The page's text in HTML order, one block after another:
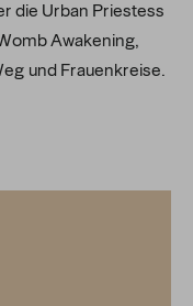
die Urban Priestess
Awakening,
und Frauenkreise.